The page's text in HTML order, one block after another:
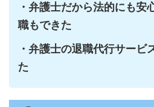
・弁護士だから法的にも安
職もできた
・弁護士の退職代行サービ
た